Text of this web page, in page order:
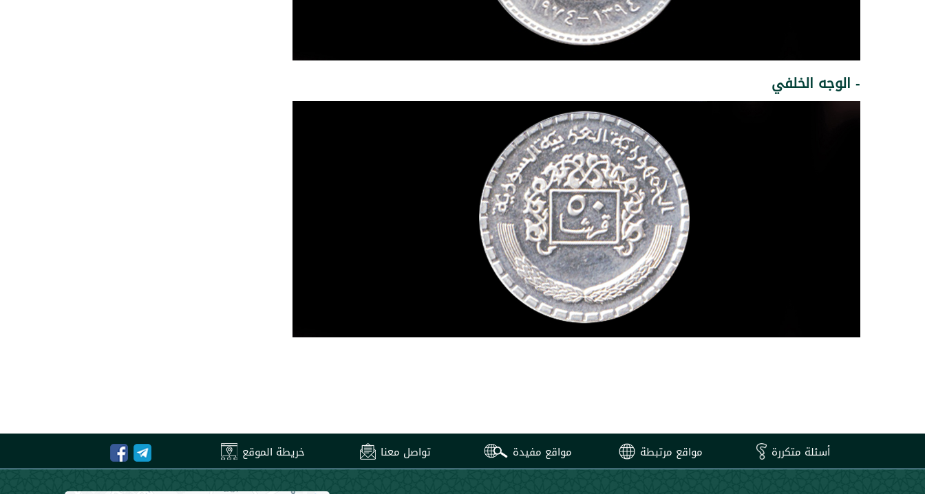
- الوجه الخلفي
أسئلة متكررة مواقع مرتبطة مواقع مفيدة تواصل معنا خريطة الموقع